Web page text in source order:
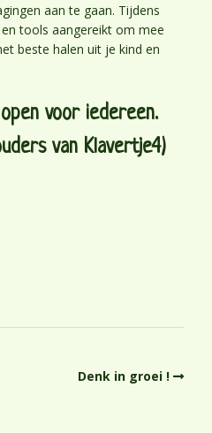
aan te gaan. Tijdens
tools aangereikt om mee
beste halen uit je kind en
voor iedereen.
van Klavertje4)
Denk in groei !